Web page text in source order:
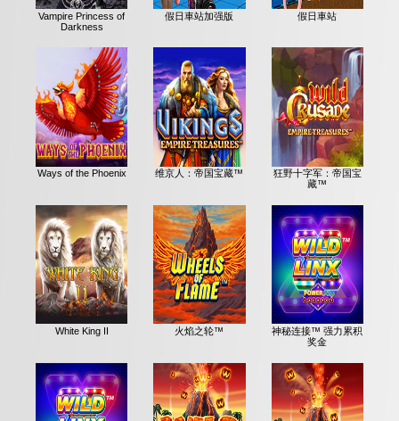
Vampire Princess of
Darkness
假日車站加强版 假日車站
Ways of the Phoenix 维京人：帝国宝藏™
狂野十字军：帝国宝
藏™
White King II 火焰之轮™
神秘连接™ 强力累积
奖金